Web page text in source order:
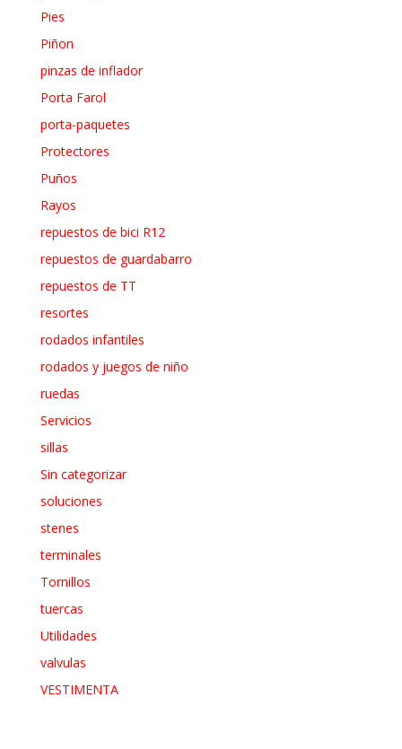
Pies
Piñon
pinzas de inflador
Porta Farol
porta-paquetes
Protectores
Puños
Rayos
repuestos de bici R12
repuestos de guardabarro
repuestos de TT
resortes
rodados infantiles
rodados y juegos de niño
ruedas
Servicios
sillas
Sin categorizar
soluciones
stenes
terminales
Tornillos
tuercas
Utilidades
valvulas
VESTIMENTA